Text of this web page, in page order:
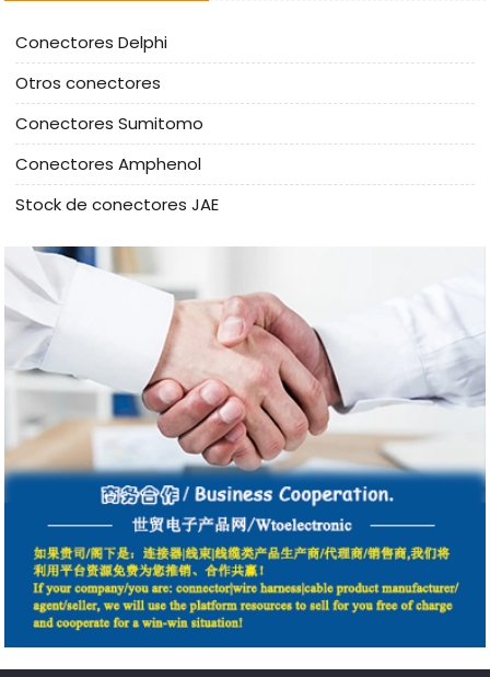
Conectores Delphi
Otros conectores
Conectores Sumitomo
Conectores Amphenol
Stock de conectores JAE